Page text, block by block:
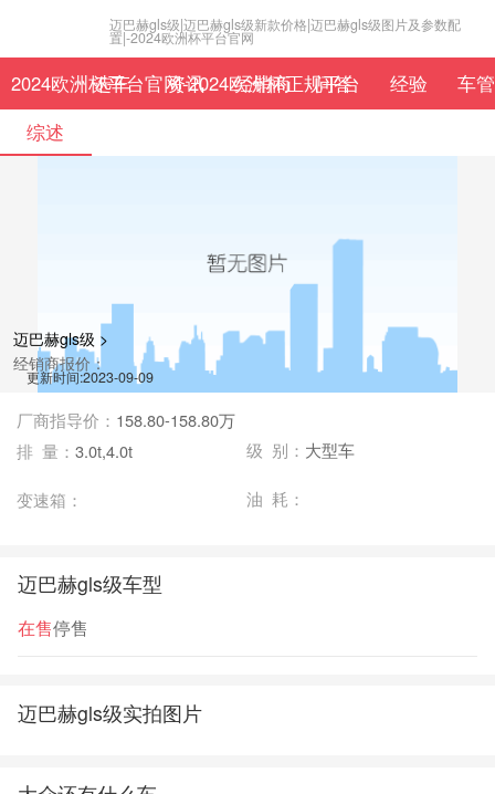
迈巴赫gls级|迈巴赫gls级新款价格|迈巴赫gls级图片及参数配
置|-2024欧洲杯平台官网
2024欧洲杯平台官网-2024欧洲杯正规平台
选车 资讯 经销商 问答 经验
车
综述
迈巴赫gls级 >
经销商报价：
更新时间:2023-09-09
厂商指导价： 158.80-158.80万
排 量： 3.0t,4.0t 级 别： 大型车
变速箱： 油 耗：
迈巴赫gls级车型
在售停售
迈巴赫gls级实拍图片